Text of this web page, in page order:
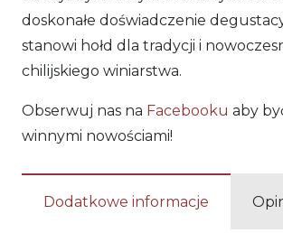
doskonałe doświadczenie
stanowi hołd dla tradycji i
chilijskiego winiarstwa.
Obserwuj nas na Facebooku aby
winnymi nowościami!
Dodatkowe informacje